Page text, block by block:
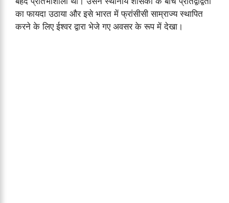
का फायदा उठाया और इसे भारत में फ्रांसीसी साम्राज्य स्थापित
करने के लिए ईश्वर द्वारा भेजे गए अवसर के रूप में देखा।